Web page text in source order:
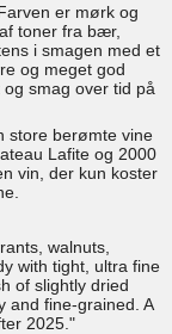
er mørk og
toner fra bær,
i smagen med et
og meget god
smag over tid på
store berømte vine
Lafite og 2000
vin, der kun koster
walnuts,
with tight, ultra fine
of slightly dried
and fine-grained. A
2025."